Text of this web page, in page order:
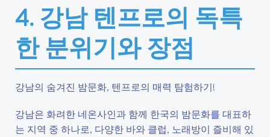
4. 강남 텐프로의 독특
한 분위기와 장점
강남의 숨겨진 밤문화, 텐프로의 매력 탐험하기!
강남은 화려한 네온사인과 함께 한국의 밤문화를 대표하
는 지역 중 하나로, 다양한 바와 클럽, 노래방이 즐비해 있